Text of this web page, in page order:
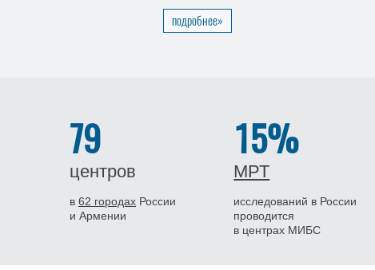
подробнее»
79
центров
в 62 городах России
и Армении
15%
МРТ
исследований в России
проводится
в центрах МИБС